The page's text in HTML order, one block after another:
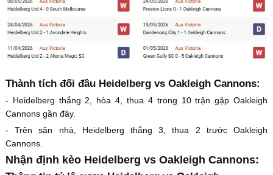
Thành tích đối đầu Heidelberg vs Oakleigh Cannons:
- Heidelberg thắng 2, hòa 4, thua 4 trong 10 trận gặp Oakleigh
Cannons gần đây.
- Trên sân nhà, Heidelberg thắng 3, thua 2 trước Oakleigh
Cannons.
Nhận định kèo Heidelberg vs Oakleigh Cannons: